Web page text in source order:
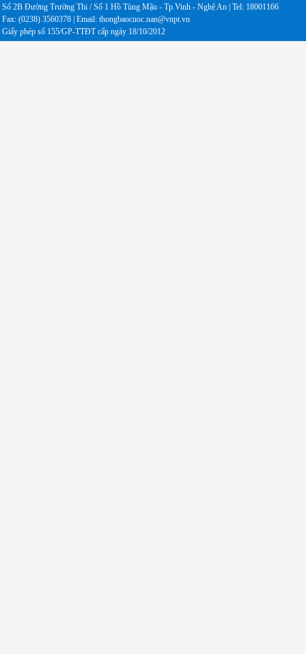
Số 2B Đường Trường Thi / Số 1 Hồ Tùng Mậu - Tp.Vinh - Nghệ An | Tel: 18001166
Fax: (0238) 3560378 | Email: thongbaocuoc.nan@vnpt.vn
Giấy phép số 155/GP-TTĐT cấp ngày 18/10/2012